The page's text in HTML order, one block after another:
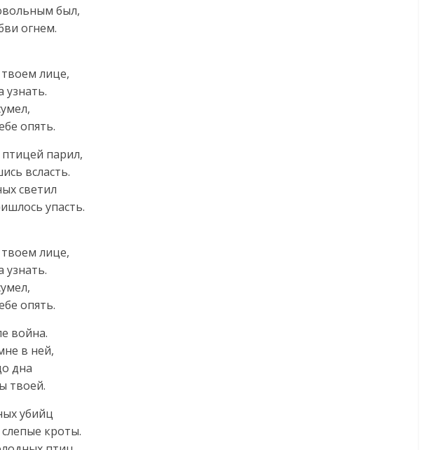
был,
огнем.
лице,
узнать.
опять.
парил,
всласть.
светил
упасть.
лице,
узнать.
опять.
война.
в ней,
дна
твоей.
убийц
кроты.